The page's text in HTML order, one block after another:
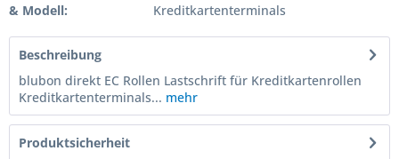
& Modell:
Kreditkartenterminals
Beschreibung
blubon direkt EC Rollen Lastschrift für Kreditkartenrollen
Kreditkartenterminals... mehr
Produktsicherheit